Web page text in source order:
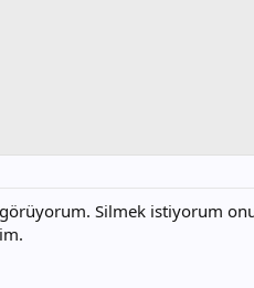
Silmek istiyorum